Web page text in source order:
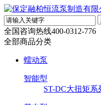
全国咨询热线400-0312-776
全部商品分类
蠕动泵
智能型
ST-DC大扭矩